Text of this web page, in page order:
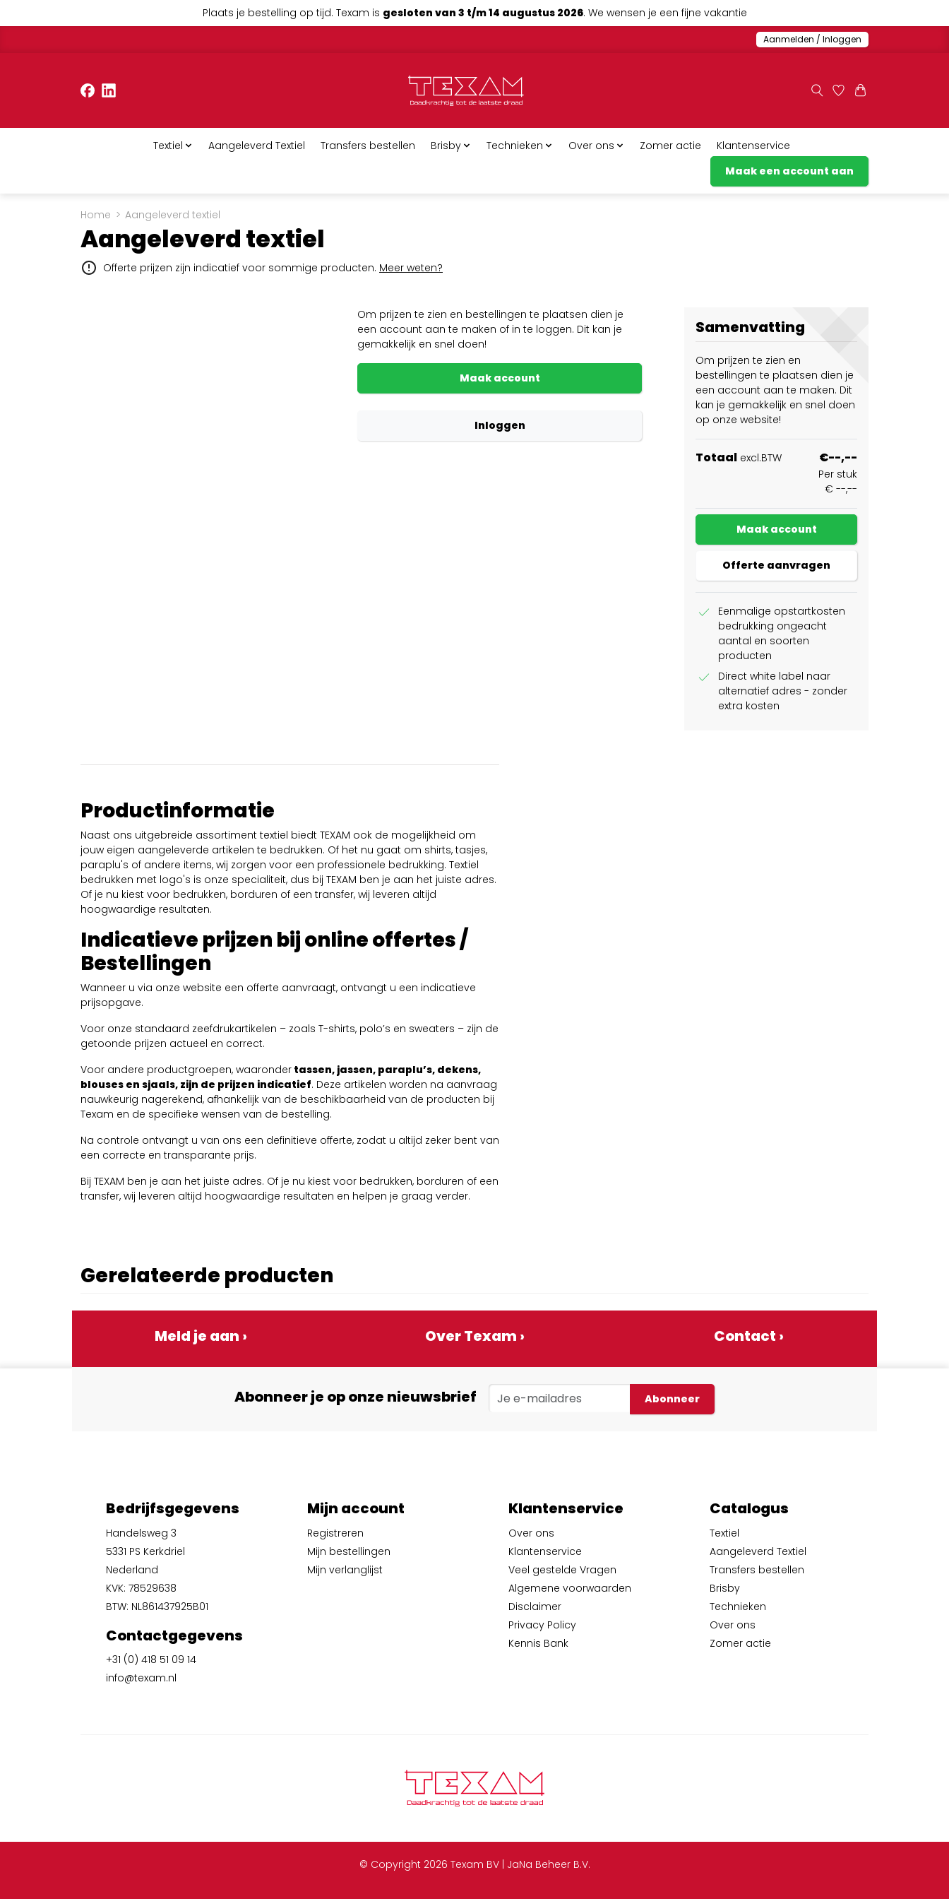
Plaats je bestelling op tijd. Texam is gesloten van 3 t/m 14 augustus 2026. We wensen je een fijne vakantie
Aanmelden / Inloggen
Textiel Aangeleverd Textiel Transfers bestellen Brisby Technieken Over ons Zomer actie
Klantenservice
Maak een account aan
Home > Aangeleverd textiel
Aangeleverd textiel
Offerte prijzen zijn indicatief voor sommige producten. Meer weten?
Om prijzen te zien en bestellingen te plaatsen dien je
een account aan te maken of in te loggen. Dit kan je
gemakkelijk en snel doen!
Maak account
Inloggen
Samenvatting
Om prijzen te zien en
bestellingen te plaatsen dien je
een account aan te maken. Dit
kan je gemakkelijk en snel doen
op onze website!
Totaal excl.BTW €--,--
Per stuk
€ --,--
Maak account
Offerte aanvragen
check
Eenmalige opstartkosten
bedrukking ongeacht
aantal en soorten
producten
check
Direct white label naar
alternatief adres - zonder
extra kosten
Productinformatie
Naast ons uitgebreide assortiment textiel biedt TEXAM ook de mogelijkheid om
jouw eigen aangeleverde artikelen te bedrukken. Of het nu gaat om shirts, tasjes,
paraplu's of andere items, wij zorgen voor een professionele bedrukking. Textiel
bedrukken met logo's is onze specialiteit, dus bij TEXAM ben je aan het juiste adres.
Of je nu kiest voor bedrukken, borduren of een transfer, wij leveren altijd
hoogwaardige resultaten.
Indicatieve prijzen bij online offertes /
Bestellingen
Wanneer u via onze website een offerte aanvraagt, ontvangt u een indicatieve
prijsopgave.
Voor onze standaard zeefdrukartikelen – zoals T-shirts, polo’s en sweaters – zijn de
getoonde prijzen actueel en correct.
Voor andere productgroepen, waaronder tassen, jassen, paraplu’s, dekens,
blouses en sjaals, zijn de prijzen indicatief. Deze artikelen worden na aanvraag
nauwkeurig nagerekend, afhankelijk van de beschikbaarheid van de producten bij
Texam en de specifieke wensen van de bestelling.
Na controle ontvangt u van ons een definitieve offerte, zodat u altijd zeker bent van
een correcte en transparante prijs.
Bij TEXAM ben je aan het juiste adres. Of je nu kiest voor bedrukken, borduren of een
transfer, wij leveren altijd hoogwaardige resultaten en helpen je graag verder.
Gerelateerde producten
Meld je aan › Over Texam › Contact ›
Abonneer je op onze nieuwsbrief Abonneer
Bedrijfsgegevens
Handelsweg 3
5331 PS Kerkdriel
Nederland
KVK: 78529638
BTW: NL861437925B01
Contactgegevens
+31 (0) 418 51 09 14
info@texam.nl
Mijn account
Registreren
Mijn bestellingen
Mijn verlanglijst
Klantenservice
Over ons
Klantenservice
Veel gestelde Vragen
Algemene voorwaarden
Disclaimer
Privacy Policy
Kennis Bank
Catalogus
Textiel
Aangeleverd Textiel
Transfers bestellen
Brisby
Technieken
Over ons
Zomer actie
© Copyright 2026 Texam BV | JaNa Beheer B.V.